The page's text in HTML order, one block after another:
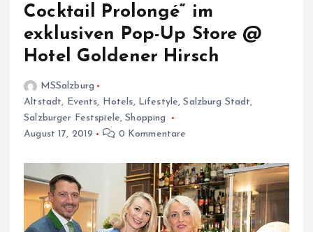
Cocktail Prolongé“ im
exklusiven Pop-Up Store @
Hotel Goldener Hirsch
MSSalzburg
Altstadt, Events, Hotels, Lifestyle,Salzburg Stadt,
Salzburger Festspiele,Shopping
August 17, 2019
0 Kommentare